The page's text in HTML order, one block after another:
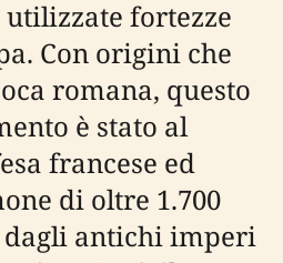
fortezze
Con origini che
romana, questo
è stato al
francese ed
di oltre 1.700
antichi imperi